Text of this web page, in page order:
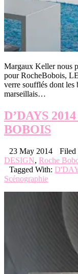
Margaux Keller nous
pour RocheBobois,
verre soufflés dont les
marseillais…
D’DAYS
BOBOIS
23 May 2014 Filed
DESIGN, Roche
Tagged With:
Scénographie